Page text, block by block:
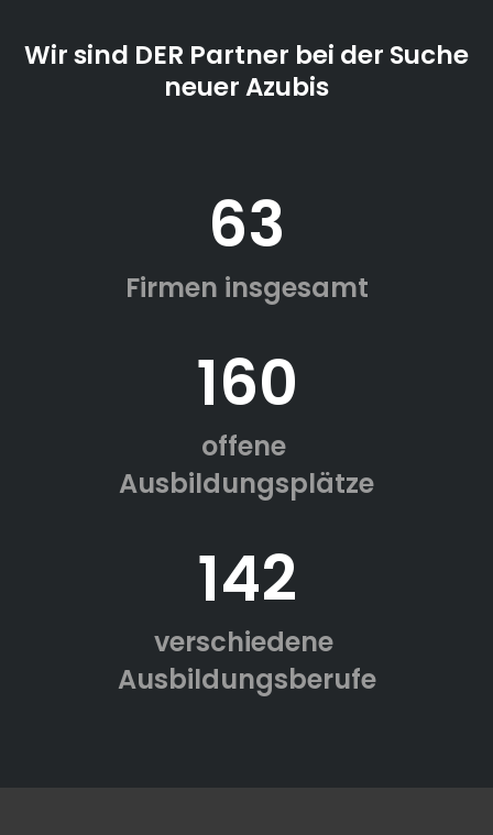
Wir sind DER Partner bei der Suche
neuer Azubis
63
Firmen insgesamt
160
offene
Ausbildungsplätze
142
verschiedene
Ausbildungsberufe